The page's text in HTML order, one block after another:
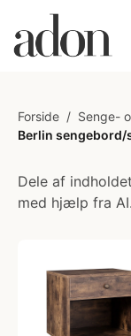
Forside / Senge-
Berlin
Dele af
med hjælp fra AI.